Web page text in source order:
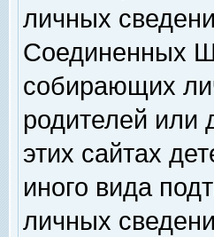
личных
Соединенных
собирающих
родителей или
этих сайтах
иного вида
личных